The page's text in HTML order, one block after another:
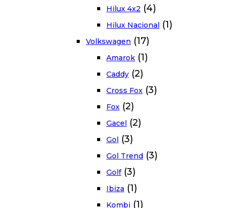
Hilux 4x2 (4)
Hilux Nacional (1)
Volkswagen (17)
Amarok (1)
Caddy (2)
Cross Fox (3)
Fox (2)
Gacel (2)
Gol (3)
Gol Trend (3)
Golf (3)
Ibiza (1)
Kombi (1)